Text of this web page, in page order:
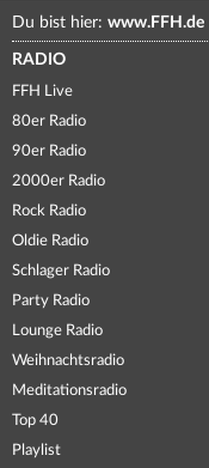
Du bist hier: www.FFH.de
RADIO
FFH Live
80er Radio
90er Radio
2000er Radio
Rock Radio
Oldie Radio
Schlager Radio
Party Radio
Lounge Radio
Weihnachtsradio
Meditationsradio
Top 40
Playlist